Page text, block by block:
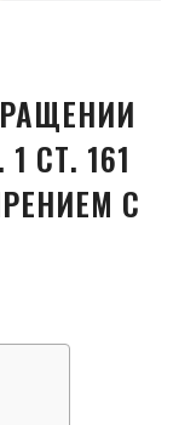
СТ. 161
С